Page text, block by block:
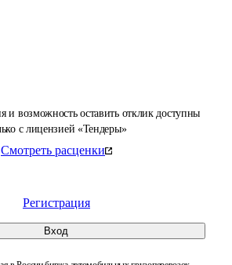
и возможность оставить отклик доступны
с лицензией «Тендеры»
Смотреть расценки
Регистрация
Вход